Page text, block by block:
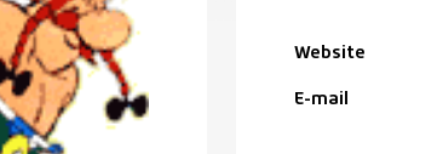
Website
E-mail